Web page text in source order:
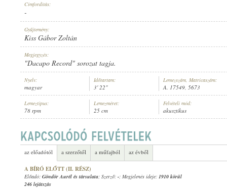
MŰFAJ: HUMOROS JELENET
1911 KÖRÜL
Címfordítás:
-
Gyűjtemény:
Kiss Gábor Zoltán
Megjegyzés:
"Dacapo Record" sorozat tagja.
Nyelv:
magyar
Időtartam:
3' 22"
Lemezszám, Matricaszám:
A. 17549, 5673
Lemeztípus:
78 rpm
Lemezméret:
25 cm
Felvételi mód:
akusztikus
az előadótól a szerzőtől a műfajból az évből
A BÍRÓ ELŐTT (II. RÉSZ)
Előadó: Göndör Aurél és társulata; Szerző: -; Megjelenés ideje: 1910 körül
246 lejátszás